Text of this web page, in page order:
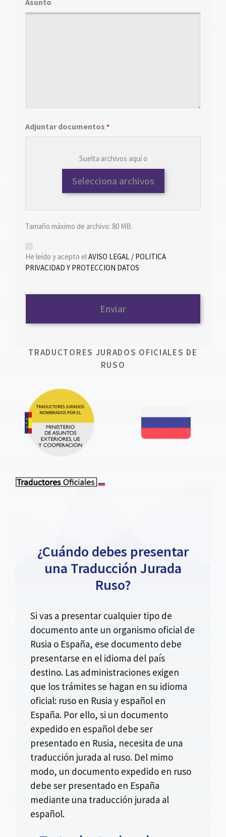
Adjuntar documentos *
Suelta archivos aquí o
Selecciona archivos
Tamaño máximo de archivo: 80 MB.
He leído y acepto elAVISO LEGAL / POLITICA
PRIVACIDAD Y PROTECCION DATOS
TRADUCTORES JURADOS OFICIALES DE
RUSO
¿Cuándo debes presentar
una Traducción Jurada
Ruso?
Si vas a presentar cualquier tipo de
documento ante un organismo oficial de
Rusia o España, ese documento debe
presentarse en el idioma del país
destino. Las administraciones exigen
que los trámites se hagan en su idioma
oficial: ruso en Rusia y español en
España. Por ello, si un documento
expedido en español debe ser
presentado en Rusia, necesita de una
traducción jurada al ruso. Del mimo
modo, un documento expedido en ruso
debe ser presentado en España
mediante una traducción jurada al
español.